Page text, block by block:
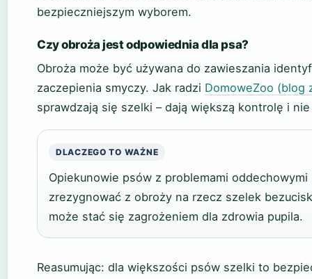
bezpieczniejszym wyborem.
Czy obroża jest odpowiednia dla psa?
Obroża może być używana do zawieszania
zaczepienia smyczy. Jak radzi DomoweZoo (blog
sprawdzają się szelki – dają większą kontrolę i
DLACZEGO TO WAŻNE
Opiekunowie psów z problemami
zrezygnować z obroży na rzecz szelek
może stać się zagrożeniem dla zdrowia pupila.
Reasumując: dla większości psów szelki to